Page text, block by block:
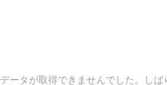
データが取得できませんでした。し